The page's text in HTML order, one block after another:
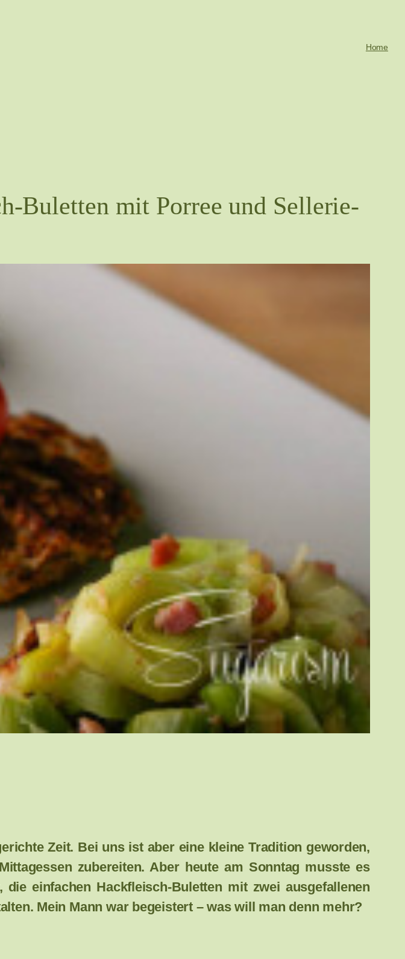
Home
Buletten mit Porree und Sellerie-
Zeit. Bei uns ist aber eine kleine Tradition geworden,
zubereiten. Aber heute am Sonntag musste es
einfachen Hackfleisch-Buletten mit zwei ausgefallenen
Mein Mann war begeistert – was will man denn mehr?